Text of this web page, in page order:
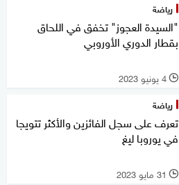
رياضة
"السيدة العجوز" تخفق في اللحاق
بقطار الدوري الأوروبي
l 4 يونيو 2023
رياضة
تعرف على سجل الفائزين والأكثر تتويجا
في يوروبا ليغ
l 31 مايو 2023